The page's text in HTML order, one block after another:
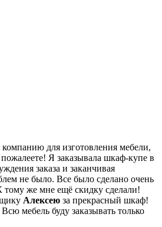
для изготовления мебели,
Я заказывала шкаф-купе в
заказа и заканчивая
не было. Все было сделано очень
тому же мне ещё скидку сделали!
Алексею за прекрасный шкаф!
мебель буду заказывать только